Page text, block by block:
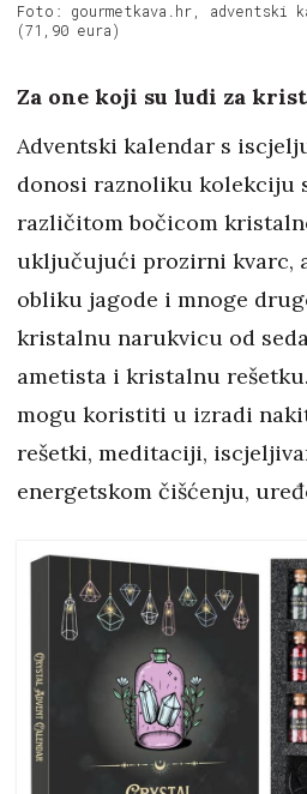
Foto: gourmetkava.hr, adventski
(71,90 eura)
Za one koji su ludi za
Adventski kalendar s
donosi raznoliku kolekciju
različitom bočicom
uključujući prozirni kvarc,
obliku jagode i mnoge
kristalnu narukvicu od
ametista i kristalnu
mogu koristiti u izradi
rešetki, meditaciji,
energetskom čišćenju,